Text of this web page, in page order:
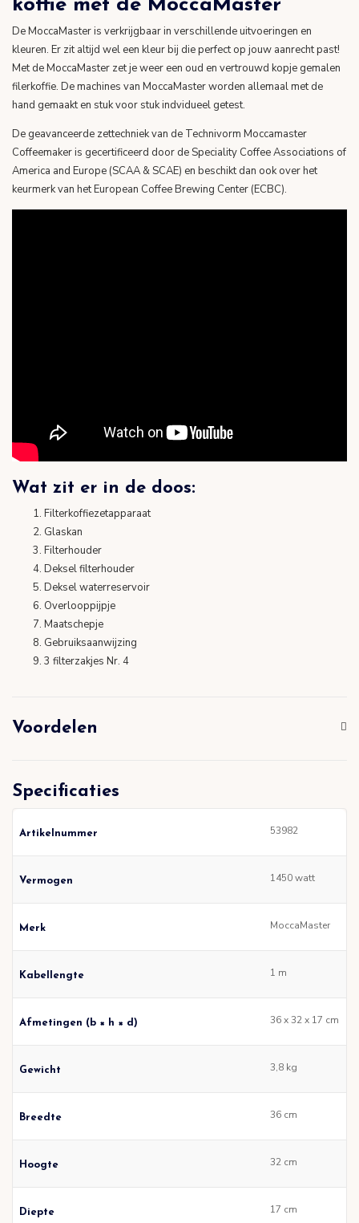
koffie met de MoccaMaster
De MoccaMaster is verkrijgbaar in verschillende uitvoeringen en
kleuren. Er zit altijd wel een kleur bij die perfect op jouw aanrecht past!
Met de MoccaMaster zet je weer een oud en vertrouwd kopje gemalen
filerkoffie. De machines van MoccaMaster worden allemaal met de
hand gemaakt en stuk voor stuk indvidueel getest.
De geavanceerde zettechniek van de Technivorm Moccamaster
Coffeemaker is gecertificeerd door de Speciality Coffee Associations of
America and Europe (SCAA & SCAE) en beschikt dan ook over het
keurmerk van het European Coffee Brewing Center (ECBC).
Wat zit er in de doos:
Filterkoffiezetapparaat
Glaskan
Filterhouder
Deksel filterhouder
Deksel waterreservoir
Overlooppijpje
Maatschepje
Gebruiksaanwijzing
3 filterzakjes Nr. 4
Voordelen
Specificaties
Artikelnummer 53982
Vermogen 1450 watt
Merk MoccaMaster
Kabellengte 1 m
Afmetingen (b × h × d) 36 x 32 x 17 cm
Gewicht 3,8 kg
Breedte 36 cm
Hoogte 32 cm
Diepte 17 cm